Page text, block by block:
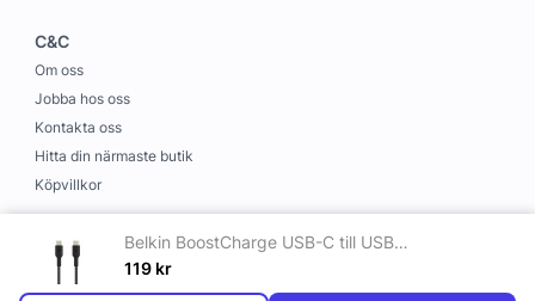
Belkin BoostCharge USB-C till USB-C 2.0 Nylonflätad Silikon Svart 1 m
119 kr
C&C
Om oss
Jobba hos oss
Kontakta oss
Hitta din närmaste butik
Köpvillkor
Information
Leverans och betalning
Cookies